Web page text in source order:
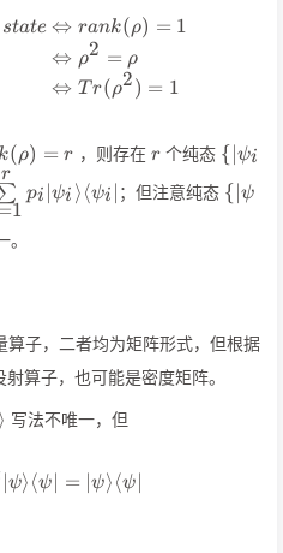
\begin{align*} \rho\ \ is\
state ⇔ rank(ρ) = 1
⇔ ρ2 = ρ
⇔ T r(ρ2) = 1
(ρ) = r ，则存在 r
r 个纯态 \
{∣ψi
1
r
pi ∣ψi ⟩ ⟨ψi ∣ ；但注意纯态 \
{∣ψ
算子，二者均为矩阵形式，但根据
射算子，也可能是密度矩阵。
⟩ 写法不唯一，但
\rho=e^{i\alpha}e^{-
∣ψ⟩ ⟨ψ∣ = ∣ψ⟩ ⟨ψ∣